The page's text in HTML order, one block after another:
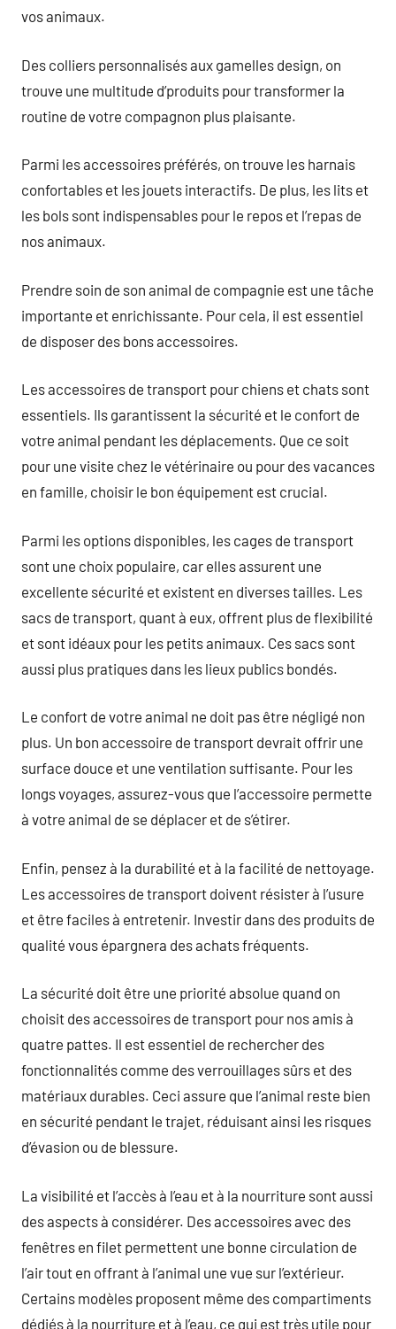
vos animaux.
Des colliers personnalisés aux gamelles design, on
trouve une multitude d’produits pour transformer la
routine de votre compagnon plus plaisante.
Parmi les accessoires préférés, on trouve les harnais
confortables et les jouets interactifs. De plus, les lits et
les bols sont indispensables pour le repos et l’repas de
nos animaux.
Prendre soin de son animal de compagnie est une tâche
importante et enrichissante. Pour cela, il est essentiel
de disposer des bons accessoires.
Les accessoires de transport pour chiens et chats sont
essentiels. Ils garantissent la sécurité et le confort de
votre animal pendant les déplacements. Que ce soit
pour une visite chez le vétérinaire ou pour des vacances
en famille, choisir le bon équipement est crucial.
Parmi les options disponibles, les cages de transport
sont une choix populaire, car elles assurent une
excellente sécurité et existent en diverses tailles. Les
sacs de transport, quant à eux, offrent plus de flexibilité
et sont idéaux pour les petits animaux. Ces sacs sont
aussi plus pratiques dans les lieux publics bondés.
Le confort de votre animal ne doit pas être négligé non
plus. Un bon accessoire de transport devrait offrir une
surface douce et une ventilation suffisante. Pour les
longs voyages, assurez-vous que l’accessoire permette
à votre animal de se déplacer et de s’étirer.
Enfin, pensez à la durabilité et à la facilité de nettoyage.
Les accessoires de transport doivent résister à l’usure
et être faciles à entretenir. Investir dans des produits de
qualité vous épargnera des achats fréquents.
La sécurité doit être une priorité absolue quand on
choisit des accessoires de transport pour nos amis à
quatre pattes. Il est essentiel de rechercher des
fonctionnalités comme des verrouillages sûrs et des
matériaux durables. Ceci assure que l’animal reste bien
en sécurité pendant le trajet, réduisant ainsi les risques
d’évasion ou de blessure.
La visibilité et l’accès à l’eau et à la nourriture sont aussi
des aspects à considérer. Des accessoires avec des
fenêtres en filet permettent une bonne circulation de
l’air tout en offrant à l’animal une vue sur l’extérieur.
Certains modèles proposent même des compartiments
dédiés à la nourriture et à l’eau, ce qui est très utile pour